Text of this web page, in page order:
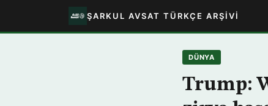
ŞARKUL AVSAT TÜRKÇE ARŞIVI
DÜNYA
Trump: